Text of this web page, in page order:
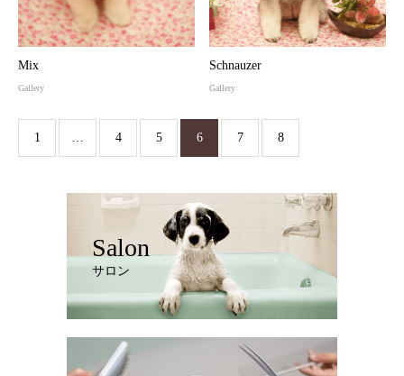
Mix
Gallery
Schnauzer
Gallery
1 … 4 5 6 7 8
Salon
サロン